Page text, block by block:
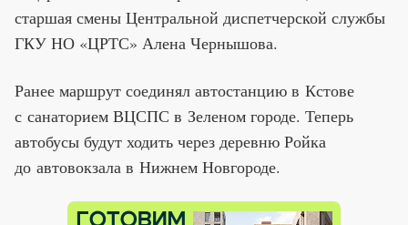
старшая смены Центральной диспетчерской службы
ГКУ НО «ЦРТС» Алена Чернышова.
Ранее маршрут соединял автостанцию в Кстове
с санаторием ВЦСПС в Зеленом городе. Теперь
автобусы будут ходить через деревню Ройка
до автовокзала в Нижнем Новгороде.